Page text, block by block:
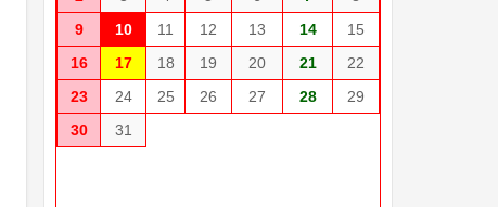
9
10 11 12 13 14
15
16
17 18 19 20 21
22
23
24 25 26 27 28
29
30
31